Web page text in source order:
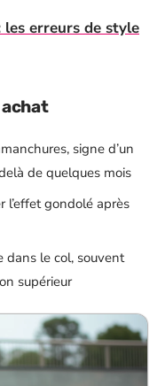
erreurs de style
signe d’un
de quelques mois
l’effet gondolé après
dans le col, souvent
supérieur